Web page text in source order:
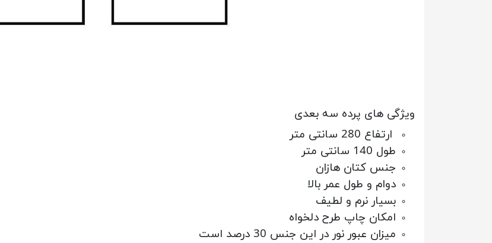
ویژگی های پرده سه بعدی
ارتفاع 280 سانتی متر
طول 140 سانتی متر
جنس کتان هازان
دوام و طول عمر بالا
بسیار نرم و لطیف
امکان چاپ طرح دلخواه
میزان عبور نور در این جنس 30 درصد است